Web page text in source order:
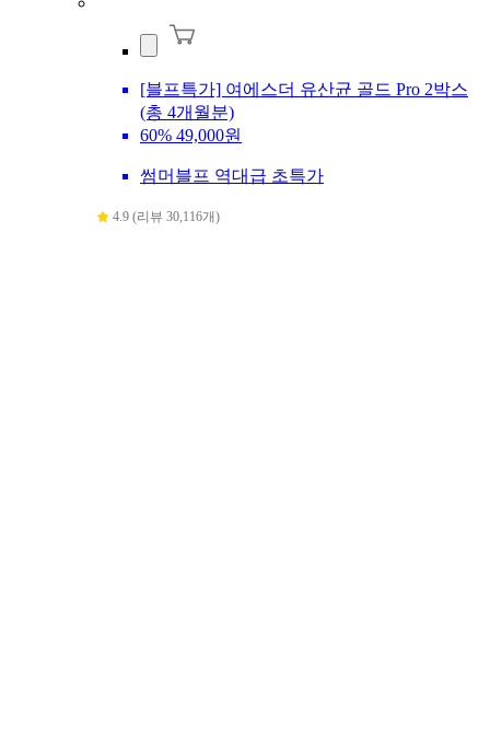
[블프특가] 여에스더 유산균 골드 Pro 2박스
(총 4개월분)
60% 49,000원
썸머블프 역대급 초특가
4.9 (리뷰 30,116개)